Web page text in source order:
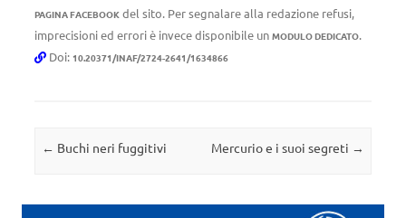
PAGINA FACEBOOK del sito. Per segnalare alla redazione refusi,
imprecisioni ed errori è invece disponibile un MODULO DEDICATO.
Doi: 10.20371/INAF/2724-2641/1634866
Navigazione articolo
← Buchi neri fuggitivi Mercurio e i suoi segreti →